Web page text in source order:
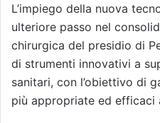
L’impiego della nuova
ulteriore passo nel
chirurgica del presidio di
di strumenti innovativi a
sanitari, con l’obiettivo di
più appropriate ed efficaci